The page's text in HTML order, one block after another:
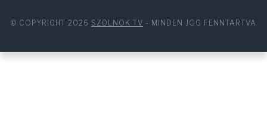
© COPYRIGHT 2026 SZOLNOK TV - MINDEN JOG FENNTARTVA